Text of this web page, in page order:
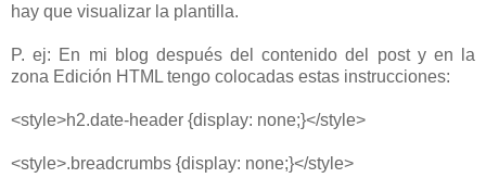
hay que visualizar la plantilla.
P. ej: En mi blog después del contenido del post y en la
zona Edición HTML tengo colocadas estas instrucciones:
<style>h2.date-header {display: none;}</style>
<style>.breadcrumbs {display: none;}</style>